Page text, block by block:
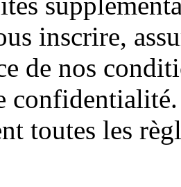
inscrire,
de nos
toutes les